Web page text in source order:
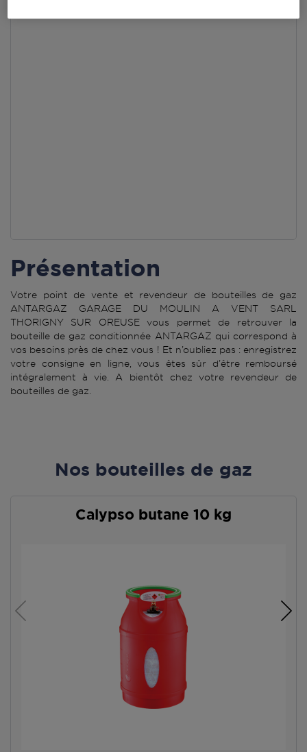
Présentation
Votre point de vente et revendeur de bouteilles de gaz
ANTARGAZ GARAGE DU MOULIN A VENT SARL
THORIGNY SUR OREUSE vous permet de retrouver la
bouteille de gaz conditionnée ANTARGAZ qui correspond à
vos besoins près de chez vous ! Et n’oubliez pas : enregistrez
votre consigne en ligne, vous êtes sûr d’être remboursé
intégralement à vie. A bientôt chez votre revendeur de
bouteilles de gaz.
Nos bouteilles de gaz
Calypso butane 10 kg